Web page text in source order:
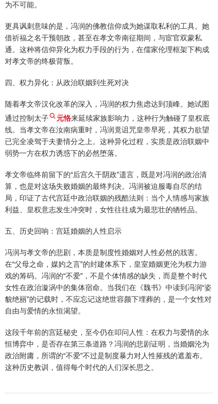
为不可能。
更具讽刺意味的是，冯润的佛教信仰成为她谋取私利的工具。她
借祈福之名干预朝政，甚至在孝文帝南征期间，与宦官双蒙私
通。这种将信仰异化为权力手段的行为，在儒家伦理框架下构成
对孝文帝的终极背叛。
四、权力异化：从政治联姻到生死对决
随着孝文帝汉化改革的深入，冯润的权力焦虑达到顶峰。她试图
通过控制太子
元恪来延续家族影响力，这种行为触碰了皇权底
线。当孝文帝在汝南病重时，冯润竟诅咒皇帝早死，其权力欲望
已完全凌驾于夫妻情分之上。这种异化过程，实质是政治联姻中
弱势一方在权力诱惑下的必然堕落。
孝文帝临终前留下的“后宫久干阴政”遗言，既是对冯润的政治清
算，也是对这场失败婚姻的最终判决。冯润被迫服毒自尽的结
局，印证了古代宫廷中政治联姻的残酷法则：当个人情感与家族
利益、皇权意志发生冲突时，女性往往成为最悲壮的牺牲品。
五、历史回响：宫廷婚姻的人性启示
冯润与孝文帝的悲剧，本质是制度性婚姻对人性必然的戕害。
在“父母之命，媒妁之言”的封建体系下，皇室婚姻更沦为权力游
戏的筹码。冯润的“不爱”，不是个体情感的缺失，而是整个时代
女性在政治漩涡中的集体宿命。当我们在《魏书》中读到冯润“姿
貌绝丽”的记载时，不应忘记这绝世容颜下埋葬的，是一个女性对
自由与爱情的永恒渴望。
这段千年前的宫廷秘史，至今仍在叩问人性：在权力与爱情的永
恒博弈中，是否存在第三条道路？冯润的悲剧证明，当婚姻沦为
政治附庸，所谓的“不爱”不过是制度暴力对人性摧残的遮羞布。
这种历史教训，值得每个时代的人们深长思之。